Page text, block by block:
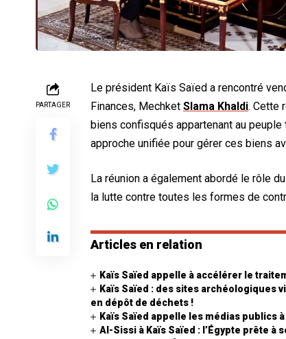
PARTAGER
Le président Kaïs Saïed a rencontré
Finances, Mechket Slama Khaldi. Cette
biens confisqués appartenant au peuple
approche unifiée pour gérer ces biens
La réunion a également abordé le rôle
la lutte contre toutes les formes de
Articles en relation
Kaïs Saïed appelle à accélérer le
Kaïs Saïed : des sites archéologiques
en dépôt de déchets !
Kaïs Saïed appelle les médias publics
Al-Sissi à Kaïs Saïed : l’Égypte prête